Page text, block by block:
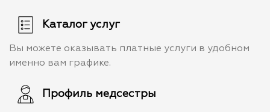
Каталог услуг
Вы можете оказывать платные услуги в удобном
именно вам графике.
Профиль медсестры